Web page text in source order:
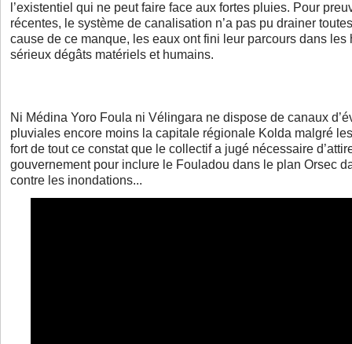
l’existentiel qui ne peut faire face aux fortes pluies. Pour
récentes, le système de canalisation n’a pas pu drainer
cause de ce manque, les eaux ont fini leur parcours dans les
sérieux dégâts matériels et humains.
Ni Médina Yoro Foula ni Vélingara ne dispose de canaux
pluviales encore moins la capitale régionale Kolda malgré
fort de tout ce constat que le collectif a jugé nécessaire
gouvernement pour inclure le Fouladou dans le plan Orsec
contre les inondations...